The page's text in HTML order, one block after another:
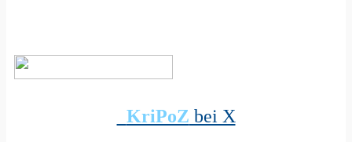
KriPoZ bei X